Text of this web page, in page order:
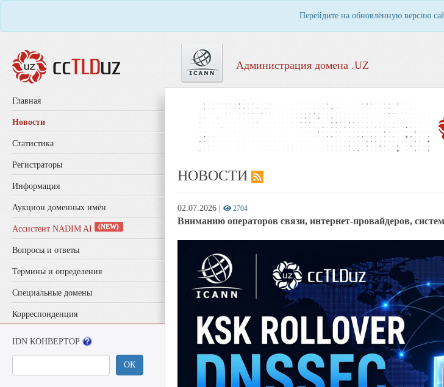
Перейдите на обновлённую версию
Администрация домена .UZ
Главная
Новости
Статистика
Регистраторы
Информация
Аукцион доменных имён
Ассистент NADIM AI (NEW)
Вопросы и ответы
Термины и определения
Специальные домены
Корреспонденция
IDN КОНВЕРТОР
ОК
НОВОСТИ
02.07.2026 2704
Вниманию операторов связи, интернет-провайдеров,